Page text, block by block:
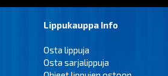
Lippukauppa Info
Osta lippuja
Osta sarjalippuja